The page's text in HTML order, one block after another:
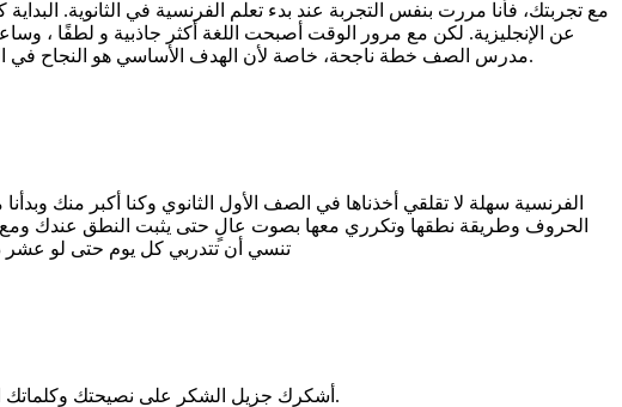
عن الإنجليزية. لكن مع مرور الوقت أصبحت اللغة أكثر جاذبية و لطفًا ،
مدرس الصف خطة ناجحة، خاصة لأن الهدف الأساسي هو النجاح في المادة لا الاحتراف. أضيف أن الممارسة اليومية، حتى لو قصيرة، تصنع فرقًا كبيرًا في إتقان اللغة تدريجيًا وتجعل التعلم رحلة ممتعة.
الفرنسية سهلة لا تقلقي أخذناها في الصف الأول الثانوي وكنا أكبر منك
الحروف وطريقة نطقها وتكرري معها بصوت عالٍ حتى يثبت النطق عندك ومع
تنسي أن تتدربي كل يوم حتى لو عشر
أشكرك جزيل الشكر على نصيحتك وكلماتك المشجّعة، لقد أشعرتني براحة أكبر وجعلتني أنظر إلى الفرنسية بطريقة أبسط. سأبدأ بتكرار ما ذكرتِ من فيديوهات وتدريب يومي.